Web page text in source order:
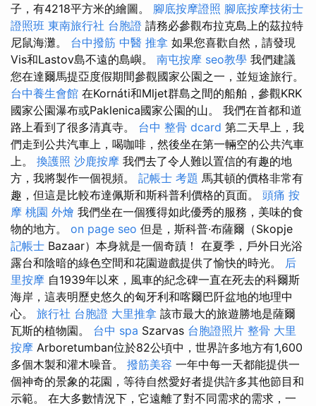
子，有4218平方米的繪圖。 腳底按摩證照 腳底按摩技術士
證照班 東南旅行社 台胞證 請務必參觀布拉克島上的茲拉特
尼鼠海灘。 台中撥筋 中醫 推拿 如果您喜歡自然，請發現
Vis和Lastov島不遠的島嶼。 南屯按摩 seo教學 我們建議
您在達爾馬提亞度假期間參觀國家公園之一，並短途旅行。
台中養生會館 在Kornáti和Mljet群島之間的船舶，參觀KRK
國家公園瀑布或Paklenica國家公園的山。 我們在首都和道
路上看到了很多清真寺。 台中 整骨 dcard 第二天早上，我
們走到公共汽車上，喝咖啡，然後坐在第一輛空的公共汽車
上。 換護照 沙鹿按摩 我們去了令人難以置信的有趣的地
方，我將製作一個視頻。 記帳士 考題 馬其頓的價格非常有
趣，但這是比較布達佩斯和斯科普利價格的頁面。 頭痛 按
摩 桃園 外燴 我們坐在一個獲得如此優秀的服務，美味的食
物的地方。 on page seo 但是，斯科普·布薩爾（Skopje
記帳士 Bazaar）本身就是一個奇蹟！ 在夏季，戶外日光浴
露台和陰暗的綠色空間和花園遊戲提供了愉快的時光。 后
里按摩 自1939年以來，風車的紀念碑一直在死去的科爾斯
海岸，這表明歷史悠久的匈牙利和喀爾巴阡盆地的地理中
心。 旅行社 台胞證 大里推拿 該市最大的旅遊勝地是薩爾
瓦斯的植物園。 台中 spa Szarvas 台胞證照片 整骨 大里
按摩 Arboretumban位於82公頃中，世界許多地方有1,600
多個木製和灌木噪音。 撥筋美容 一年中每一天都能提供一
個神奇的景象的花園，等待自然愛好者提供許多其他節目和
示範。 在大多數情況下，它遠離了對不同需求的需求，一